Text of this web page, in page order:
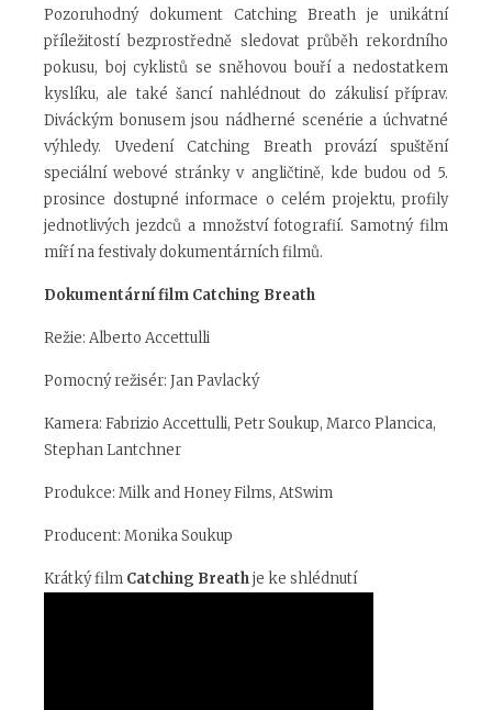
Pozoruhodný dokument Catching Breath je unikátní
příležitostí bezprostředně sledovat průběh rekordního
pokusu, boj cyklistů se sněhovou bouří a nedostatkem
kyslíku, ale také šancí nahlédnout do zákulisí příprav.
Diváckým bonusem jsou nádherné scenérie a úchvatné
výhledy. Uvedení Catching Breath provází spuštění
speciální webové stránky v angličtině, kde budou od 5.
prosince dostupné informace o celém projektu, profily
jednotlivých jezdců a množství fotografií. Samotný film
míří na festivaly dokumentárních filmů.
Dokumentární film Catching Breath
Režie: Alberto Accettulli
Pomocný režisér: Jan Pavlacký
Kamera: Fabrizio Accettulli, Petr Soukup, Marco Plancica,
Stephan Lantchner
Produkce: Milk and Honey Films, AtSwim
Producent: Monika Soukup
Krátký film Catching Breathje ke shlédnutí